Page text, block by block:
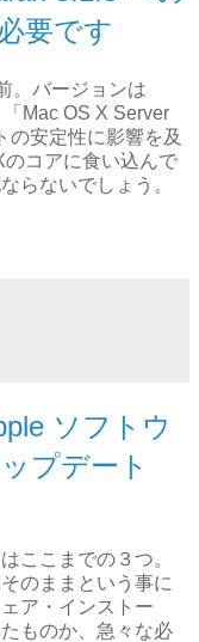
要です
。バージョンは
Mac OS X Server
の安定性に影響を及
コアに食い込んで
らないでしょう。
ソフトウ
プデート
ここまでの３つ。
のままという事に
ア・インストー
ものか、急々な必